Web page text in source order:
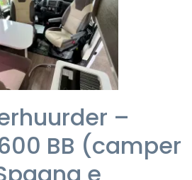
–
BB (camper